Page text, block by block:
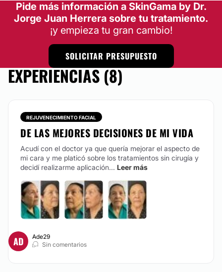
Eliminación de verrugas
Eliminación de lunares
Tratamiento antiacné
Manchas en la Piel
Carcinoma Basocelular
Alargamiento de pene
Vaginoplastia
Rejuvenecimiento Vaginal
TRATAMIENTOS DE BELLEZA
Peeling
Depilación láser
Pide más información a SkinGama by Dr.
Jorge Juan Herrera sobre tu tratamiento.
¡y empieza tu gran cambio!
SOLICITAR PRESUPUESTO
EXPERIENCIAS (8)
REJUVENECIMIENTO FACIAL
DE LAS MEJORES DECISIONES DE MI VIDA
Acudí con el doctor ya que quería mejorar el aspecto de
mi cara y me platicó sobre los tratamientos sin cirugía y
decidí realizarme aplicación... Leer más
AD
Ade29
Sin comentarios